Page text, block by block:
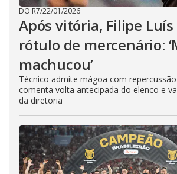
DO R7/22/01/2026
Após vitória, Filipe
rótulo de mercenário:
machucou’
Técnico admite mágoa com
comenta volta antecipada do elenco e
da diretoria